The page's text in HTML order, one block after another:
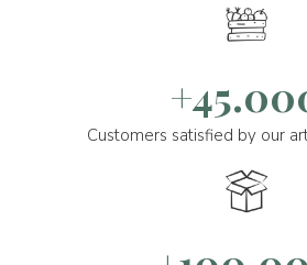
Customers satisfied by our